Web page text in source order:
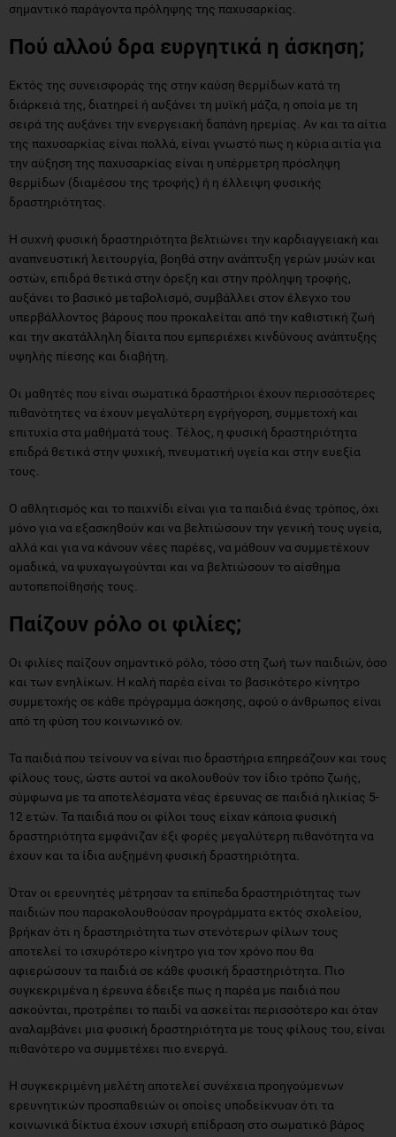
σημαντικό παράγοντα πρόληψης της παχυσαρκίας.
Πού αλλού δρα ευργητικά η άσκηση;
Εκτός της συνεισφοράς της στην καύση θερμίδων κατά τη
διάρκειά της, διατηρεί ή αυξάνει τη μυϊκή μάζα, η οποία με τη
σειρά της αυξάνει την ενεργειακή δαπάνη ηρεμίας. Αν και τα αίτια
της παχυσαρκίας είναι πολλά, είναι γνωστό πως η κύρια αιτία για
την αύξηση της παχυσαρκίας είναι η υπέρμετρη πρόσληψη
θερμίδων (διαμέσου της τροφής) ή η έλλειψη φυσικής
δραστηριότητας.
Η συχνή φυσική δραστηριότητα βελτιώνει την καρδιαγγειακή και
αναπνευστική λειτουργία, βοηθά στην ανάπτυξη γερών μυών και
οστών, επιδρά θετικά στην όρεξη και στην πρόληψη τροφής,
αυξάνει το βασικό μεταβολισμό, συμβάλλει στον έλεγχο του
υπερβάλλοντος βάρους που προκαλείται από την καθιστική ζωή
και την ακατάλληλη δίαιτα που εμπεριέχει κινδύνους ανάπτυξης
υψηλής πίεσης και διαβήτη.
Οι μαθητές που είναι σωματικά δραστήριοι έχουν περισσότερες
πιθανότητες να έχουν μεγαλύτερη εγρήγορση, συμμετοχή και
επιτυχία στα μαθήματά τους. Τέλος, η φυσική δραστηριότητα
επιδρά θετικά στην ψυχική, πνευματική υγεία και στην ευεξία
τους.
Ο αθλητισμός και το παιχνίδι είναι για τα παιδιά ένας τρόπος, όχι
μόνο για να εξασκηθούν και να βελτιώσουν την γενική τους υγεία,
αλλά και για να κάνουν νέες παρέες, να μάθουν να συμμετέχουν
ομαδικά, να ψυχαγωγούνται και να βελτιώσουν το αίσθημα
αυτοπεποίθησής τους.
Παίζουν ρόλο οι φιλίες;
Οι φιλίες παίζουν σημαντικό ρόλο, τόσο στη ζωή των παιδιών, όσο
και των ενηλίκων. Η καλή παρέα είναι το βασικότερο κίνητρο
συμμετοχής σε κάθε πρόγραμμα άσκησης, αφού ο άνθρωπος είναι
από τη φύση του κοινωνικό ον.
Τα παιδιά που τείνουν να είναι πιο δραστήρια επηρεάζουν και τους
φίλους τους, ώστε αυτοί να ακολουθούν τον ίδιο τρόπο ζωής,
σύμφωνα με τα αποτελέσματα νέας έρευνας σε παιδιά ηλικίας 5-
12 ετών. Τα παιδιά που οι φίλοι τους είχαν κάποια φυσική
δραστηριότητα εμφάνιζαν έξι φορές μεγαλύτερη πιθανότητα να
έχουν και τα ίδια αυξημένη φυσική δραστηριότητα.
Όταν οι ερευνητές μέτρησαν τα επίπεδα δραστηριότητας των
παιδιών που παρακολουθούσαν προγράμματα εκτός σχολείου,
βρήκαν ότι η δραστηριότητα των στενότερων φίλων τους
αποτελεί το ισχυρότερο κίνητρο για τον χρόνο που θα
αφιερώσουν τα παιδιά σε κάθε φυσική δραστηριότητα. Πιο
συγκεκριμένα η έρευνα έδειξε πως η παρέα με παιδιά που
ασκούνται, προτρέπει το παιδί να ασκείται περισσότερο και όταν
αναλαμβάνει μια φυσική δραστηριότητα με τους φίλους του, είναι
πιθανότερο να συμμετέχει πιο ενεργά.
Η συγκεκριμένη μελέτη αποτελεί συνέχεια προηγούμενων
ερευνητικών προσπαθειών οι οποίες υποδείκνυαν ότι τα
κοινωνικά δίκτυα έχουν ισχυρή επίδραση στο σωματικό βάρος